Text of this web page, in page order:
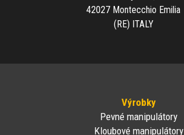
42027 Montecchio Emilia
(RE) ITALY
Výrobky
Pevné manipulátory
Kloubové manipulátory